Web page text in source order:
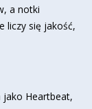
a notki
liczy się jakość,
jako Heartbeat,